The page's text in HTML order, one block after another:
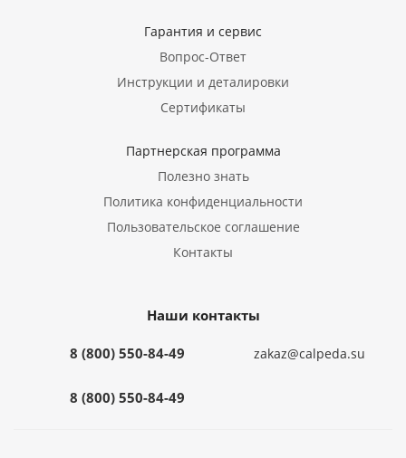
Гарантия и сервис
Вопрос-Ответ
Инструкции и деталировки
Сертификаты
Партнерская программа
Полезно знать
Политика конфиденциальности
Пользовательское соглашение
Контакты
Наши контакты
8 (800) 550-84-49
8 (800) 550-84-49
zakaz@calpeda.su